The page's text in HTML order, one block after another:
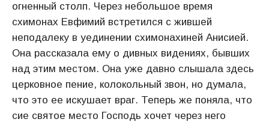
огненный столп. Через небольшое время
схимонах Евфимий встретился с жившей
неподалеку в уединении схимонахиней Анисией.
Она рассказала ему о дивных видениях, бывших
над этим местом. Она уже давно слышала здесь
церковное пение, колокольный звон, но думала,
что это ее искушает враг. Теперь же поняла, что
сие святое место Господь хочет через него